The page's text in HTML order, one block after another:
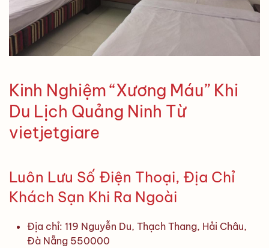
Kinh Nghiệm “Xương Máu” Khi
Du Lịch Quảng Ninh Từ
vietjetgiare
Luôn Lưu Số Điện Thoại, Địa Chỉ
Khách Sạn Khi Ra Ngoài
Địa chỉ: 119 Nguyễn Du, Thạch Thang, Hải Châu,
Đà Nẵng 550000